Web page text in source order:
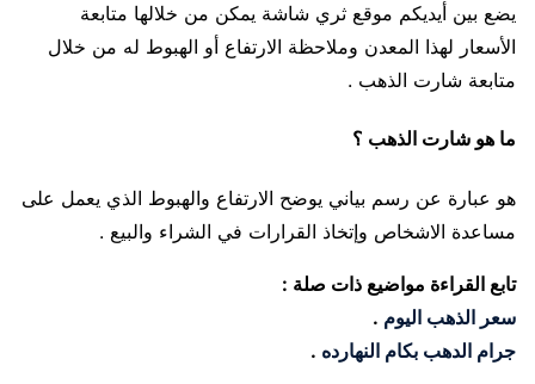
يضع بين أيديكم موقع ثري شاشة يمكن من خلالها متابعة
الأسعار لهذا المعدن وملاحظة الارتفاع أو الهبوط له من خلال
متابعة شارت الذهب .
ما هو شارت الذهب ؟
هو عبارة عن رسم بياني يوضح الارتفاع والهبوط الذي يعمل على
مساعدة الاشخاص وإتخاذ القرارات في الشراء والبيع .
تابع القراءة مواضيع ذات صلة :
سعر الذهب اليوم .
جرام الدهب بكام النهارده .